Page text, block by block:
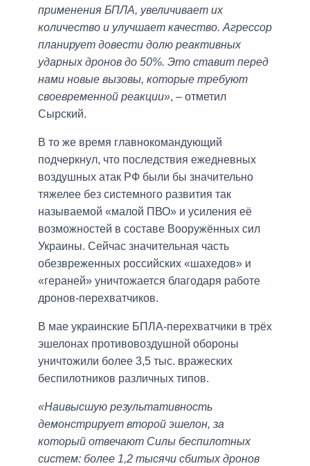
применения БПЛА, увеличивает их
количество и улучшает качество. Агрессор
планирует довести долю реактивных
ударных дронов до 50%. Это ставит перед
нами новые вызовы, которые требуют
своевременной реакции», – отметил
Сырский.
В то же время главнокомандующий
подчеркнул, что последствия ежедневных
воздушных атак РФ были бы значительно
тяжелее без системного развития так
называемой «малой ПВО» и усиления её
возможностей в составе Вооружённых сил
Украины. Сейчас значительная часть
обезвреженных российских «шахедов» и
«гераней» уничтожается благодаря работе
дронов-перехватчиков.
В мае украинские БПЛА-перехватчики в трёх
эшелонах противовоздушной обороны
уничтожили более 3,5 тыс. вражеских
беспилотников различных типов.
«Наивысшую результативность
демонстрирует второй эшелон, за
который отвечают Силы беспилотных
систем: более 1,2 тысячи сбитых дронов